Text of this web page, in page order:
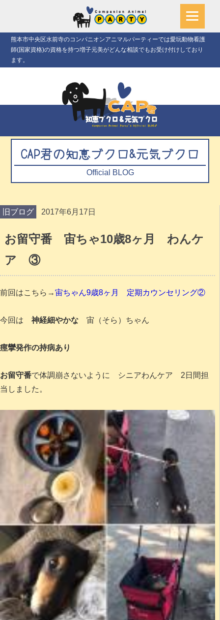
熊本市中央区水前寺のコンパニオンアニマルパーティーでは愛玩動物看護
師(国家資格)の資格を持つ増子元美がどんな相談でもお受け付けしており
ます。
CAP君の知恵ブクロ&元気ブクロ
Official BLOG
旧ブログ 2017年6月17日
お留守番 宙ちゃ10歳8ヶ月 わんケ
ア ③
前回はこちら→宙ちゃん9歳8ヶ月 定期カウンセリング②
今回は 神経細やかな 宙（そら）ちゃん
痙攣発作の持病あり
お留守番で体調崩さないように シニアわんケア 2日間担
当しました。